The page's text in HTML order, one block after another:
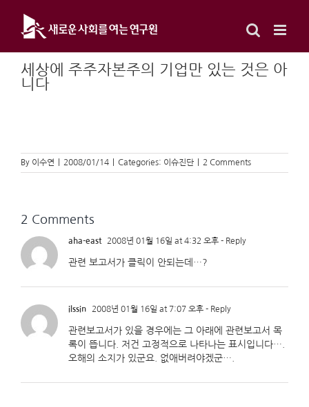
content
세상에 주주자본주의 기업만 있는 것은 아
니다
By 이수연 2008/01/14 Categories: 이슈진단 2 Comments
2 Comments
aha-east 2008년 01월 16일 at 4:32 오후 - Reply
관련 보고서가 클릭이 안되는데…?
ilssin 2008년 01월 16일 at 7:07 오후 - Reply
관련보고서가 있을 경우에는 그 아래에 관련보고서 목
록이 뜹니다. 저건 고정적으로 나타나는 표시입니다….
오해의 소지가 있군요. 없애버려야겠군….